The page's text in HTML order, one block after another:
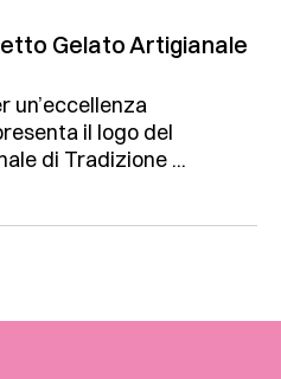
Gelato Artigianale
un’eccellenza
il logo del
di Tradizione ...